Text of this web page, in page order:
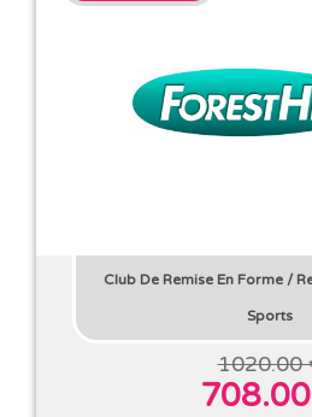
Club De Remise En Forme /
Sports
1020.00